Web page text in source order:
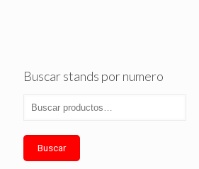
Buscar stands por numero
Buscar